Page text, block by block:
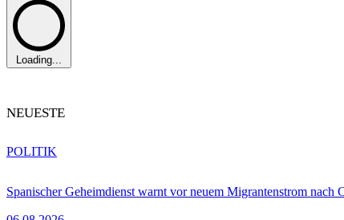
Loading...
NEUESTE
Spanischer Geheimdienst warnt vor neuem Migrantenstrom nach
POLITIK